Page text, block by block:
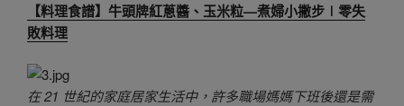
【料理食譜】牛頭牌紅蔥醬、玉米粒—煮婦小撇步∣零失
敗料理
在 21 世紀的家庭居家生活中，許多職場媽媽下班後還是需